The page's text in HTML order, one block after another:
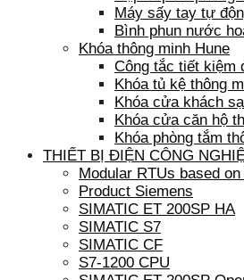
Máy sấy tay tự
Bình phun nước
Khóa thông minh Hune
Công tắc tiết kiệm
Khóa tủ kệ thông
Khóa cửa khách
Khóa cửa căn hộ
Khóa phòng tắm
THIẾT BỊ ĐIỆN CÔNG
Modular RTUs based
Product Siemens
SIMATIC ET 200SP HA
SIMATIC S7
SIMATIC CF
S7-1200 CPU